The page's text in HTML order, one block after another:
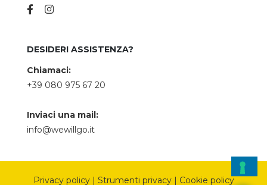
DESIDERI ASSISTENZA?
Chiamaci:
+39 080 975 67 20
Inviaci una mail:
info@wewillgo.it
Privacy policy| Strumenti privacy| Cookie policy